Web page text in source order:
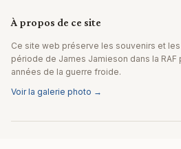
À propos de ce site
Ce site web préserve les souvenirs et
période de James Jamieson dans la
années de la guerre froide.
Voir la galerie photo →